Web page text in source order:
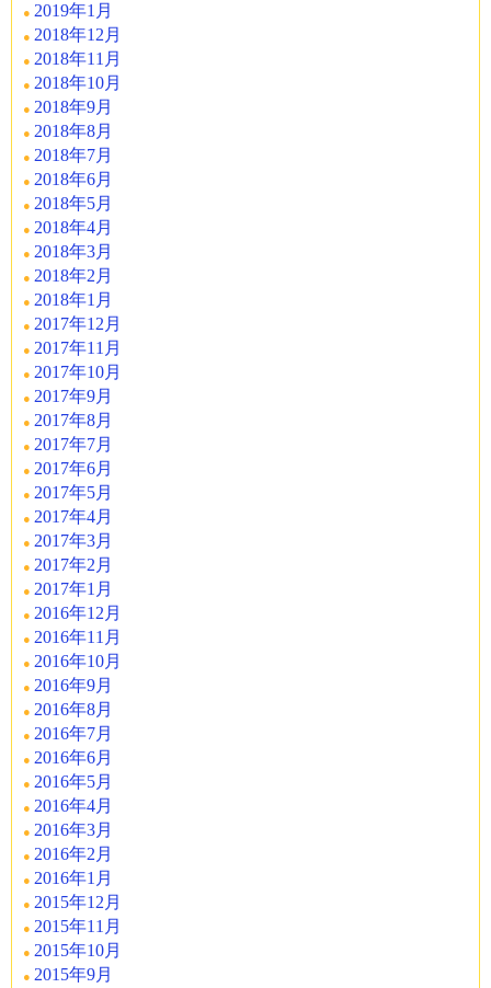
2019年1月
2018年12月
2018年11月
2018年10月
2018年9月
2018年8月
2018年7月
2018年6月
2018年5月
2018年4月
2018年3月
2018年2月
2018年1月
2017年12月
2017年11月
2017年10月
2017年9月
2017年8月
2017年7月
2017年6月
2017年5月
2017年4月
2017年3月
2017年2月
2017年1月
2016年12月
2016年11月
2016年10月
2016年9月
2016年8月
2016年7月
2016年6月
2016年5月
2016年4月
2016年3月
2016年2月
2016年1月
2015年12月
2015年11月
2015年10月
2015年9月